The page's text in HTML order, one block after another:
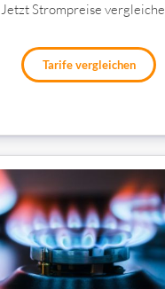
Jetzt Strompreise
Tarife vergleichen